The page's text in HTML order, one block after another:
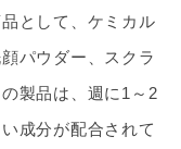
として、ケミカル
パウダー、スクラ
製品は、週に1～2
成分が配合されて